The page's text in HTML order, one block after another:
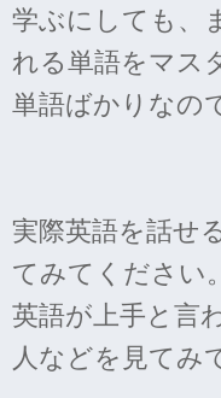
学ぶにしても、
れる単語をマス
単語ばかりなの
実際英語を話せ
てみてください。
英語が上手と言
人などを見てみ